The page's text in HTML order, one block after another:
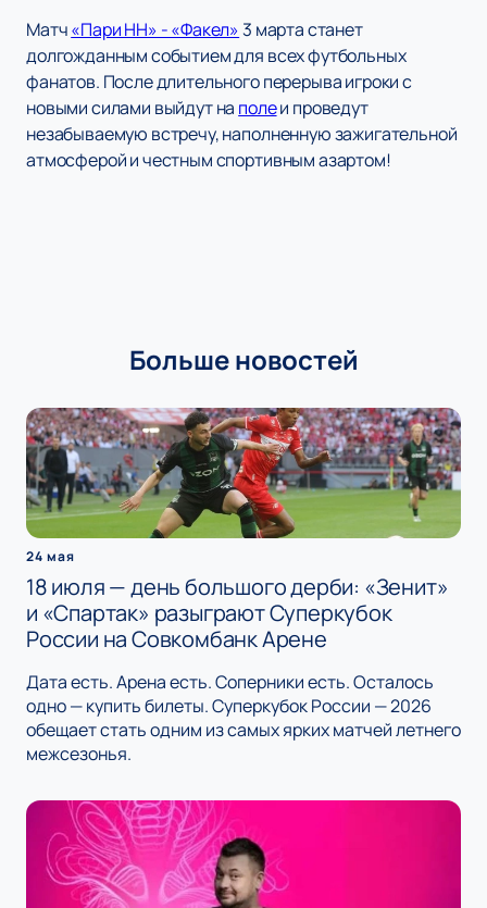
Матч«Пари НН» - «Факел»3 марта станет
долгожданным событием для всех футбольных
фанатов. После длительного перерыва игроки с
новыми силами выйдут на полеи проведут
незабываемую встречу, наполненную зажигательной
атмосферой и честным спортивным азартом!
Больше новостей
24 мая
18 июля — день большого дерби: «Зенит»
и «Спартак» разыграют Суперкубок
России на Совкомбанк Арене
Дата есть. Арена есть. Соперники есть. Осталось
одно — купить билеты. Суперкубок России — 2026
обещает стать одним из самых ярких матчей летнего
межсезонья.